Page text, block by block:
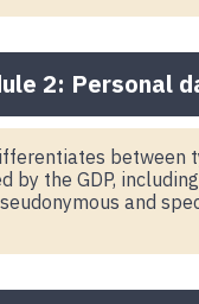
2: Personal
between
by the GDP,
and